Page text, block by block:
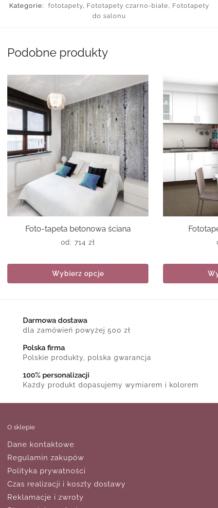
Kategorie:
fototapety, Fototapety czarno-białe, Fototapety
do salonu
Podobne produkty
Foto-tapeta betonowa ściana
od: 714 zł
Wybierz opcje
Darmowa dostawa
dla zamówień powyżej 500 zł
Polska firma
Polskie produkty, polska gwarancja
100% personalizacji
Każdy produkt dopasujemy wymiarem i kolorem
O sklepie
Dane kontaktowe
Regulamin zakupów
Polityka prywatności
Czas realizacji i koszty dostawy
Reklamacje i zwroty